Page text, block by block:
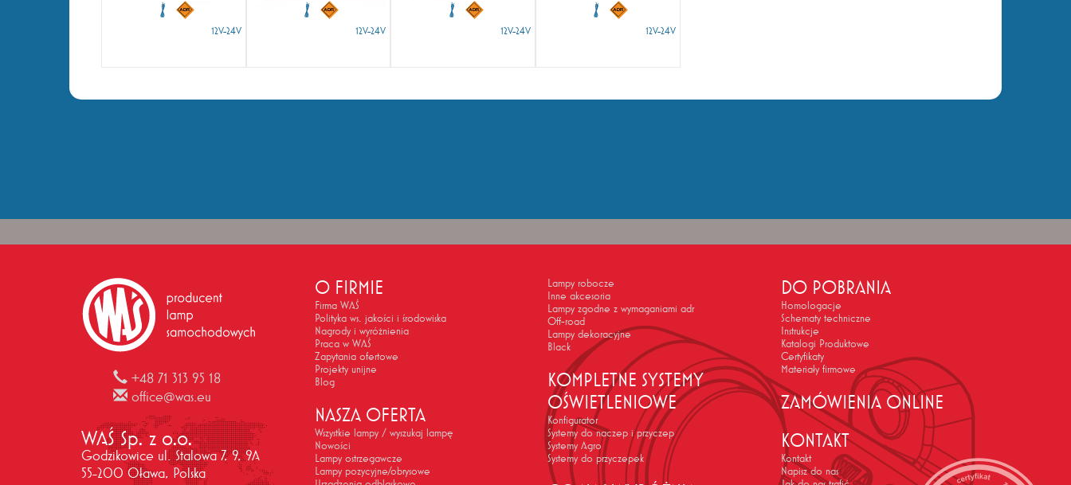
12V-24V 12V-24V 12V-24V 12V-24V
+48 71 313 95 18
office@was.eu
WAŚ Sp. z o.o.
Godzikowice ul. Stalowa 7, 9, 9A
55-200 Oława, Polska
O FIRMIE
Firma WAŚ
Polityka ws. jakości i środowiska
Nagrody i wyróżnienia
Praca w WAŚ
Zapytania ofertowe
Projekty unijne
Blog
NASZA OFERTA
Wszystkie lampy / wyszukaj lampę
Nowości
Lampy ostrzegawcze
Lampy pozycyjne/obrysowe
Lampy robocze
Inne akcesoria
Lampy zgodne z wymaganiami adr
Off-road
Lampy dekoracyjne
Black
KOMPLETNE SYSTEMY
OŚWIETLENIOWE
Konfigurator
Systemy do naczep i przyczep
Systemy Agro
Systemy do przyczepek
DO POBRANIA
Homologacje
Schematy techniczne
Instrukcje
Katalogi Produktowe
Certyfikaty
Materiały firmowe
ZAMÓWIENIA ONLINE
KONTAKT
Kontakt
Napisz do nas